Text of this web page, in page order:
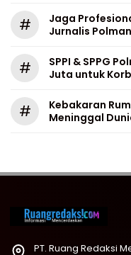
#
Jaga
Jurnalis
#
SPPI & SPPG
Juta untuk
#
Kebakaran
Meninggal
PT. Ruang Redaksi